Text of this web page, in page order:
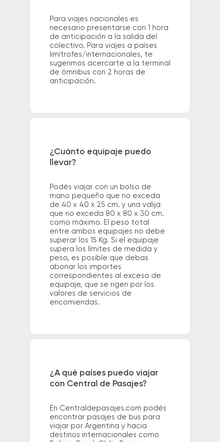
Para viajes nacionales es
necesario presentarse con 1 hora
de anticipación a la salida del
colectivo. Para viajes a países
limítrofes/internacionales, te
sugerimos acercarte a la terminal
de ómnibus con 2 horas de
anticipación.
¿Cuánto equipaje puedo
llevar?
Podés viajar con un bolso de
mano pequeño que no exceda
de 40 x 40 x 25 cm. y una valija
que no exceda 80 x 80 x 30 cm.
como máximo. El peso total
entre ambos equipajes no debe
superar los 15 Kg. Si el equipaje
supera los límites de medida y
peso, es posible que debas
abonar los importes
correspondientes al exceso de
equipaje, que se rigen por los
valores de servicios de
encomiendas.
¿A qué países puedo viajar
con Central de Pasajes?
En Centraldepasajes.com podés
encontrar pasajes de bus para
viajar por Argentina y hacia
destinos internacionales como